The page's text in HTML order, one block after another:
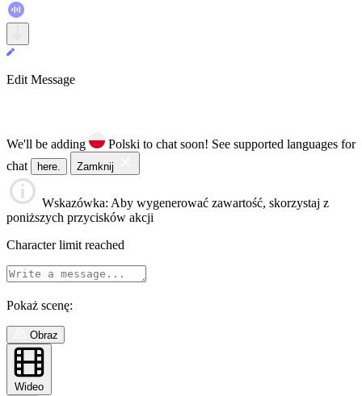
Edit Message
We'll be adding Polski to chat soon! See supported languages for
chat
here. Zamknij
Wskazówka: Aby wygenerować zawartość, skorzystaj z
poniższych przycisków akcji
Character limit reached
Pokaż scenę:
Obraz
Wideo